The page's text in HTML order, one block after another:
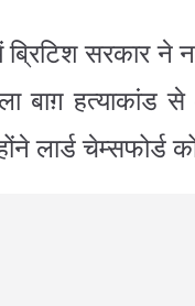
सरकार ने
बाग़ हत्याकांड
लार्ड चेम्सफोर्ड